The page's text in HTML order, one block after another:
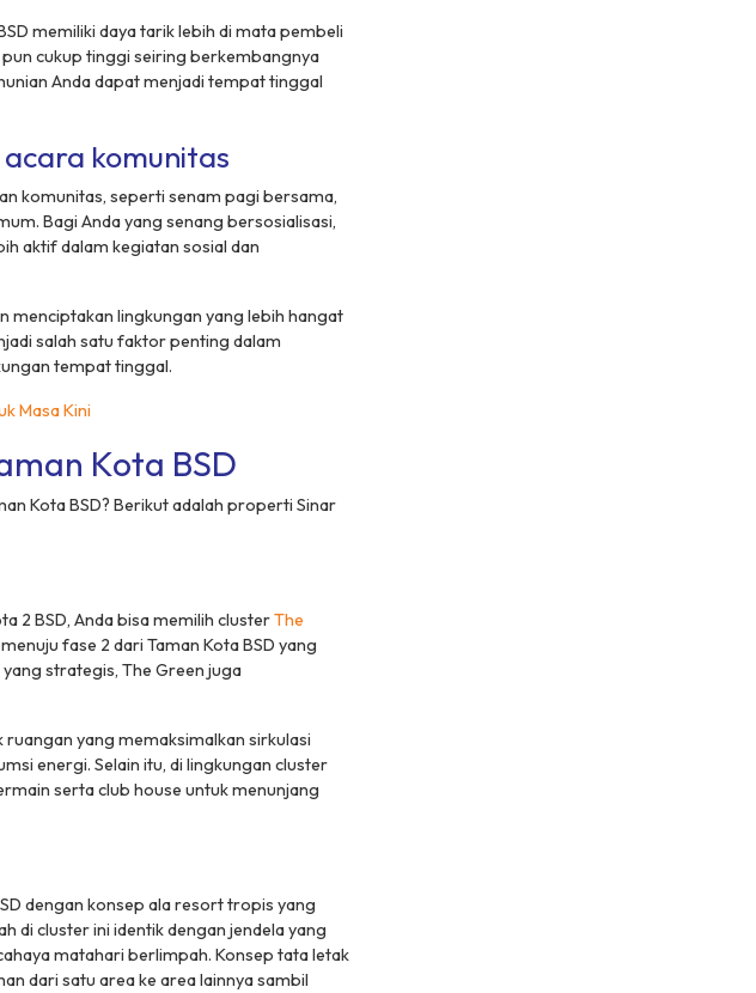
memiliki daya tarik lebih di mata pembeli
cukup tinggi seiring berkembangnya
Anda dapat menjadi tempat tinggal
komunitas
komunitas, seperti senam pagi bersama,
Bagi Anda yang senang bersosialisasi,
aktif dalam kegiatan sosial dan
menciptakan lingkungan yang lebih hangat
salah satu faktor penting dalam
tempat tinggal.
Masa Kini
Kota BSD
Kota BSD? Berikut adalah properti Sinar
2 BSD, Anda bisa memilih clusterThe
fase 2 dari Taman Kota BSD yang
strategis, The Green juga
yang memaksimalkan sirkulasi
energi. Selain itu, di lingkungan cluster
sertaclub house untuk menunjang
dengan konsep alaresorttropis yang
di clusterini identik dengan jendela yang
matahari berlimpah. Konsep tata letak
dari satu area ke area lainnya sambil